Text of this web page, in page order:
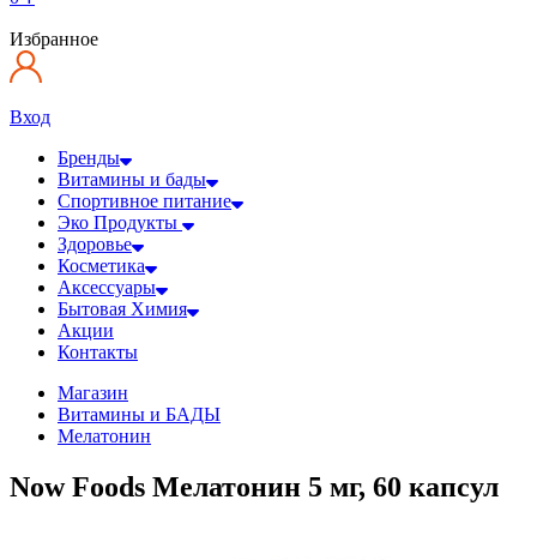
Избранное
Вход
Бренды
Витамины и бады
Спортивное питание
Эко Продукты
Здоровье
Косметика
Аксессуары
Бытовая Химия
Акции
Контакты
Магазин
Витамины и БАДЫ
Мелатонин
Now Foods Мелатонин 5 мг, 60 капсул